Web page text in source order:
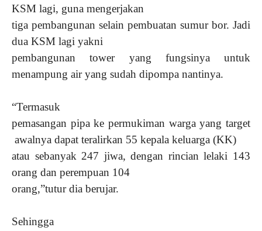
KSM lagi, guna mengerjakan
tiga pembangunan selain pembuatan sumur bor. Jadi
dua KSM lagi yakni
pembangunan tower yang fungsinya untuk
menampung air yang sudah dipompa nantinya.
“Termasuk
pemasangan pipa ke permukiman warga yang target
awalnya dapat teralirkan 55 kepala keluarga (KK)
atau sebanyak 247 jiwa, dengan rincian lelaki 143
orang dan perempuan 104
orang,”tutur dia berujar.
Sehingga